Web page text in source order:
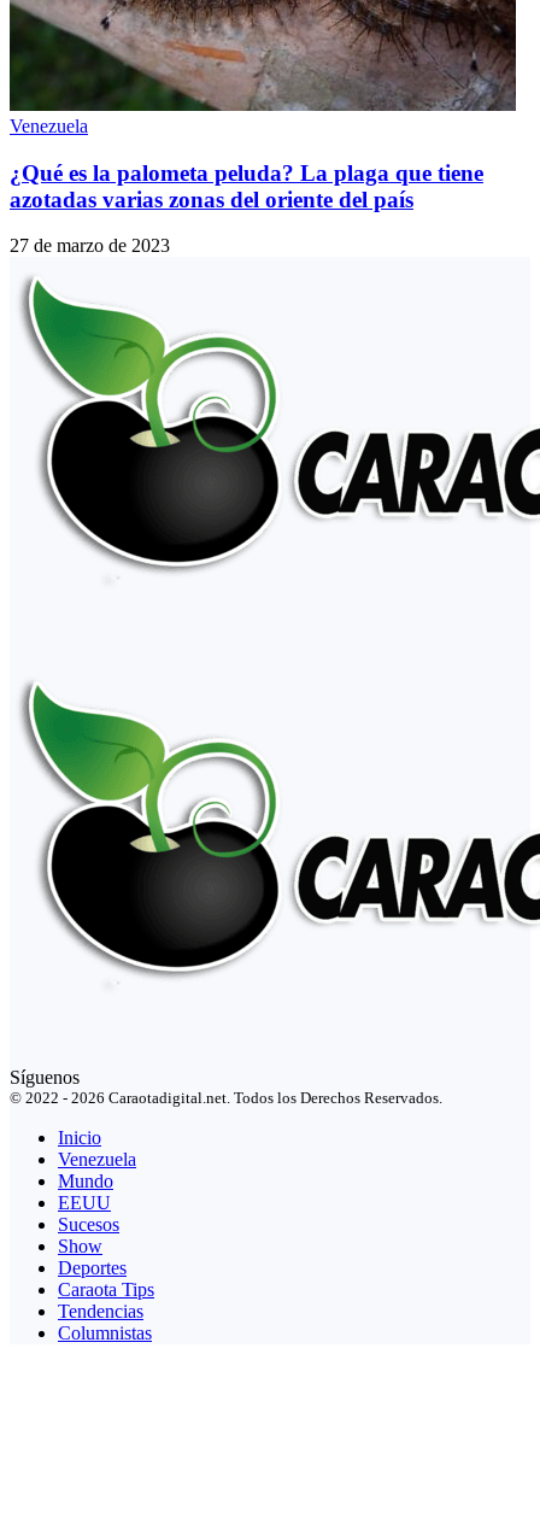
Venezuela
¿Qué es la palometa peluda? La plaga que tiene
azotadas varias zonas del oriente del país
27 de marzo de 2023
Síguenos
© 2022 - 2026 Caraotadigital.net. Todos los Derechos Reservados.
Inicio
Venezuela
Mundo
EEUU
Sucesos
Show
Deportes
Caraota Tips
Tendencias
Columnistas